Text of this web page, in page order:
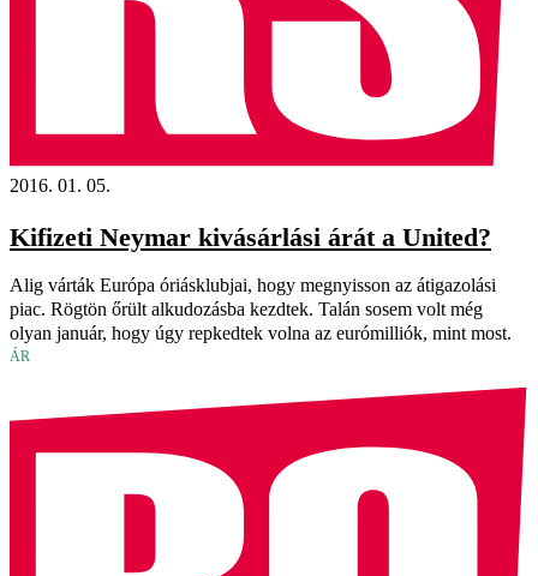
2016. 01. 05.
Kifizeti Neymar kivásárlási árát a United?
Alig várták Európa óriásklubjai, hogy megnyisson az átigazolási
piac. Rögtön őrült alkudozásba kezdtek. Talán sosem volt még
olyan január, hogy úgy repkedtek volna az eurómilliók, mint most.
ÁR